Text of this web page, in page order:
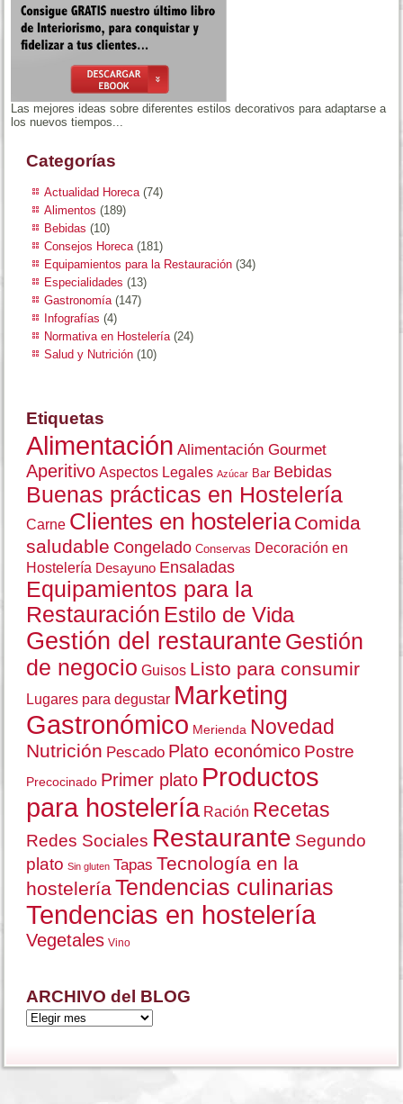
Las mejores ideas sobre diferentes estilos decorativos para adaptarse a
los nuevos tiempos...
Categorías
Actualidad Horeca(74)
Alimentos (189)
Bebidas (10)
Consejos Horeca(181)
Equipamientos para la Restauración (34)
Especialidades (13)
Gastronomía(147)
Infografías (4)
Normativa en Hostelería(24)
Salud y Nutrición (10)
Etiquetas
Alimentación Alimentación Gourmet
Aperitivo Aspectos Legales Azúcar Bar Bebidas
Buenas prácticas en Hostelería
Carne Clientes en hosteleriaComida
saludable Congelado Conservas Decoración en
Hostelería Desayuno Ensaladas
Equipamientos para la
Restauración Estilo de Vida
Gestión del restaurante Gestión
de negocio Guisos Listo para consumir
Lugares para degustar Marketing
Gastronómico Merienda Novedad
Nutrición Pescado Plato económico Postre
Precocinado Primer plato Productos
para hostelería Ración Recetas
Redes Sociales Restaurante Segundo
plato Sin gluten Tapas Tecnología en la
hosteleríaTendencias culinarias
Tendencias en hostelería
Vegetales Vino
ARCHIVO del BLOG